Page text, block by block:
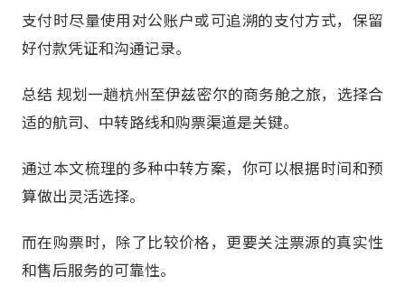
支付时尽量使用对公账户或可追溯的支付方式，保留
好付款凭证和沟通记录。
总结 规划一趟杭州至伊兹密尔的商务舱之旅，选择合
适的航司、中转路线和购票渠道是关键。
通过本文梳理的多种中转方案，你可以根据时间和预
算做出灵活选择。
而在购票时，除了比较价格，更要关注票源的真实性
和售后服务的可靠性。